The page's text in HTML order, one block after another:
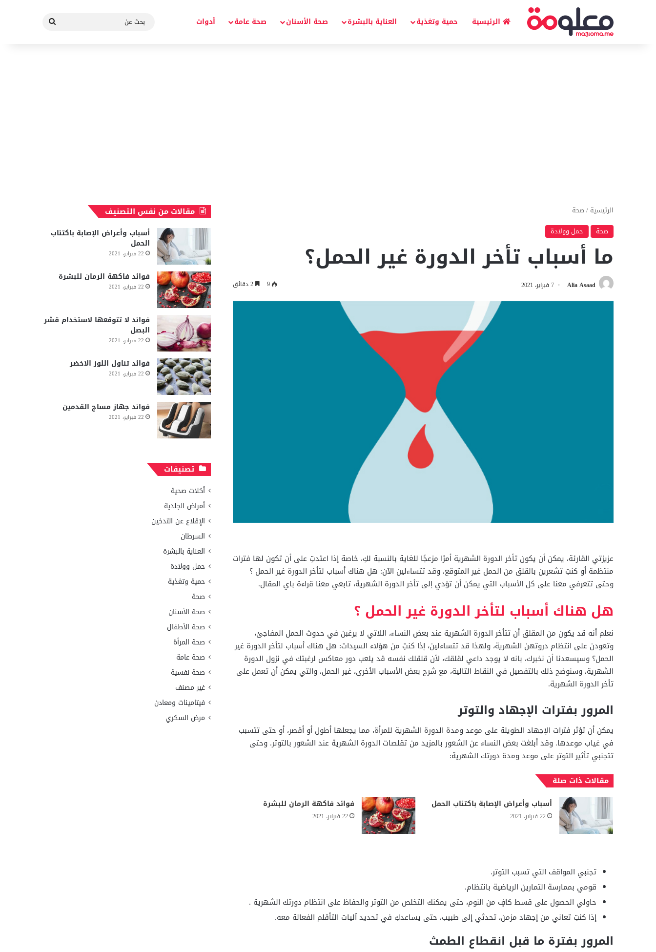
الرئيسية حمية وتغذية العناية بالبشرة صحة الأسنان صحة عامة أدوات
بحث
الرئيسية /صحة
صحة
حمل وولادة
ما أسباب تأخر الدورة غير الحمل؟
Alia Asaad 7 فبراير، 2021 9
عزيزتي القارئة، يمكن أن يكون تأخر الدورة الشهرية أمرًا مزعجًا للغاية بالنسبة لكِ، خاصة إذا اعتدتِ على أن تكون لها فترات
منتظمة أو كنتِ تشعرين بالقلق من الحمل غير المتوقع، وقد تتساءلين الآن: هل هناك أسباب لتأخر الدورة غير الحمل ؟
وحتى تتعرفي معنا على كل الأسباب التي يمكن أن تؤدي إلى تأخر الدورة الشهرية، تابعي معنا قراءة باي المقال.
هل هناك أسباب لتأخر الدورة غير الحمل ؟
نعلم أنه قد يكون من المقلق أن تتأخر الدورة الشهرية عند بعض النساء، اللاتي لا يرغبن في حدوث الحمل المفاجئ،
وتعودن على انتظام دروتهن الشهرية، ولهذا قد تتساءلين، إذا كنتِ من هؤلاء السيدات: هل هناك أسباب لتأخر الدورة غير
الحمل؟ وسيسعدنا أن نخبرك، بانه لا يوجد داعي لقلقك، لأن قلقلك نفسه قد يلعب دور معاكس لرغبتك في نزول الدورة
الشهرية، وسنوضح ذلك بالتفصيل في النقاط التالية، مع شرح بعض الأسباب الأخرى، غير الحمل، والتي يمكن أن تعمل على
تأخر الدورة الشهرية.
المرور بفترات الإجهاد والتوتر
يمكن أن تؤثر فترات الإجهاد الطويلة على موعد ومدة الدورة الشهرية للمرأة، مما يجعلها أطول أو أقصر، أو حتى تتسبب
في غياب موعدها. وقد أبلغت بعض النساء عن الشعور بالمزيد من تقلصات الدورة الشهرية عند الشعور بالتوتر. وحتى
تتجنبي تأثير التوتر على موعد ومدة دورتك الشهرية:
مقالات ذات صلة
أسباب وأعراض الإصابة باكتئاب الحمل
22 فبراير، 2021
فوائد فاكهة الرمان للبشرة
22 فبراير، 2021
تجنبي المواقف التي تسبب التوتر.
قومي بممارسة التمارين الرياضية بانتظام.
حاولي الحصول على قسط كافٍ من النوم، حتى يمكنك التخلص من التوتر والحفاظ على انتظام دورتك الشهرية .
إذا كنتِ تعاني من إجهاد مزمن، تحدثي إلى طبيب، حتى يساعدكِ في تحديد آليات التأقلم الفعالة معه.
المرور بفترة ما قبل انقطاع الطمث
مقالات من نفس التصنيف
أسباب وأعراض الإصابة باكتئاب
الحمل
22 فبراير، 2021
فوائد فاكهة الرمان للبشرة
22 فبراير، 2021
فوائد لا تتوقعها لاستخدام قشر
البصل
22 فبراير، 2021
فوائد تناول اللوز الاخضر
22 فبراير، 2021
فوائد جهاز مساج القدمين
22 فبراير، 2021
تصنيفات
أكلات صحية
أمراض الجلدية
الإقلاع عن التدخين
السرطان
العناية بالبشرة
حمل وولادة
حمية وتغذية
صحة
صحة الأسنان
صحة الأطفال
صحة المرأة
صحة عامة
صحة نفسية
غير مصنف
فيتامينات ومعادن
مرض السكري